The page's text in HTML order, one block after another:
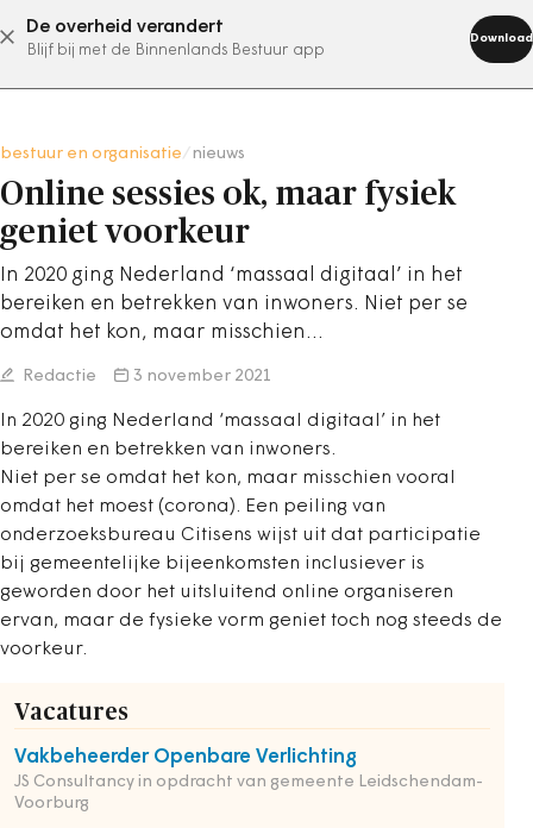
De overheid verandert
Blijf bij met de Binnenlands Bestuur app
Download
abonneer nu
bestuur en organisatie nieuws
Online sessies ok, maar fysiek
geniet voorkeur
In 2020 ging Nederland ‘massaal digitaal’ in het
bereiken en betrekken van inwoners. Niet per se
omdat het kon, maar misschien…
Redactie 3 november 2021
In 2020 ging Nederland ‘massaal digitaal’ in het
bereiken en betrekken van inwoners.
Niet per se omdat het kon, maar misschien vooral
omdat het moest (corona). Een peiling van
onderzoeksbureau Citisens wijst uit dat participatie
bij gemeentelijke bijeenkomsten inclusiever is
geworden door het uitsluitend online organiseren
ervan, maar de fysieke vorm geniet toch nog steeds de
voorkeur.
Vacatures
Vakbeheerder Openbare Verlichting
JS Consultancy in opdracht van gemeente Leidschendam-
Voorburg